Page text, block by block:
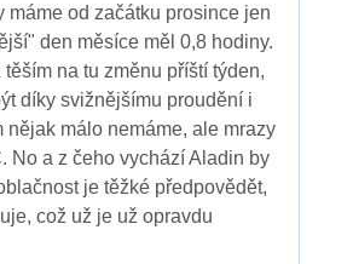
máme od začátku prosince jen
den měsíce měl 0,8 hodiny.
na tu změnu příští týden,
díky svižnějšímu proudění i
málo nemáme, ale mrazy
No a z čeho vychází Aladin by
je těžké předpovědět,
což už je už opravdu